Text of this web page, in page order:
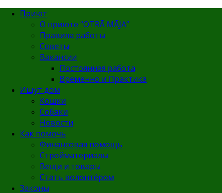
Приют
О приюте “OTRĀ MĀJA”
Правила работы
Советы
Вакансии
Постоянная работа
Временно и Практика
Ищут дом
Кошки
Собаки
Новости
Как помочь
Финансовая помощь
Стройматериалы
Вещи и товары
Стать волонтёром
Законы